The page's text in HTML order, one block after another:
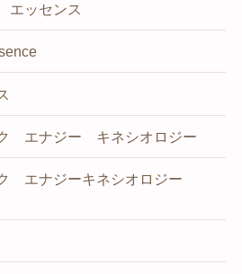
エッセンス
エナジー キネシオロジー
エナジーキネシオロジー